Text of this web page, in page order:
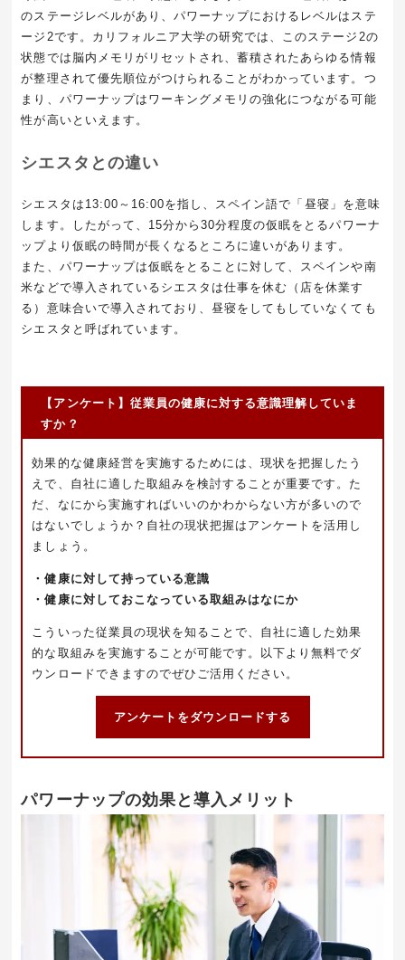
のステージレベルがあり、パワーナップにおけるレベルはステ
ージ2です。カリフォルニア大学の研究では、このステージ2の
状態では脳内メモリがリセットされ、蓄積されたあらゆる情報
が整理されて優先順位がつけられることがわかっています。つ
まり、パワーナップはワーキングメモリの強化につながる可能
性が高いといえます。
シエスタとの違い
シエスタは13:00～16:00を指し、スペイン語で「昼寝」を意味
します。したがって、15分から30分程度の仮眠をとるパワーナ
ップより仮眠の時間が長くなるところに違いがあります。
また、パワーナップは仮眠をとることに対して、スペインや南
米などで導入されているシエスタは仕事を休む（店を休業す
る）意味合いで導入されており、昼寝をしてもしていなくても
シエスタと呼ばれています。
【アンケート】従業員の健康に対する意識理解していま
すか？
効果的な健康経営を実施するためには、現状を把握したう
えで、自社に適した取組みを検討することが重要です。た
だ、なにから実施すればいいのかわからない方が多いので
はないでしょうか？自社の現状把握はアンケートを活用し
ましょう。
・健康に対して持っている意識
・健康に対しておこなっている取組みはなにか
こういった従業員の現状を知ることで、自社に適した効果
的な取組みを実施することが可能です。以下より無料でダ
ウンロードできますのでぜひご活用ください。
アンケートをダウンロードする
パワーナップの効果と導入メリット